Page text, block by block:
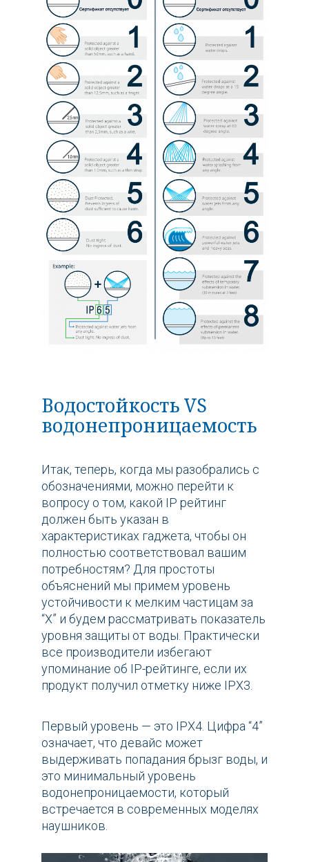
Водостойкость VS
водонепроницаемость
Итак, теперь, когда мы разобрались с
обозначениями, можно перейти к
вопросу о том, какой IP рейтинг
должен быть указан в
характеристиках гаджета, чтобы он
полностью соответствовал вашим
потребностям? Для простоты
объяснений мы примем уровень
устойчивости к мелким частицам за
“X” и будем рассматривать показатель
уровня защиты от воды. Практически
все производители избегают
упоминание об IP-рейтинге, если их
продукт получил отметку ниже IPX3.
Первый уровень — это IPX4. Цифра “4”
означает, что девайс может
выдерживать попадания брызг воды, и
это минимальный уровень
водонепроницаемости, который
встречается в современных моделях
наушников.